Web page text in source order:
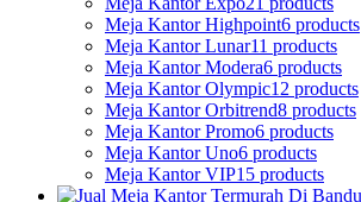
Meja Kantor Highpoint6 products
Meja Kantor Lunar11 products
Meja Kantor Modera6 products
Meja Kantor Olympic12 products
Meja Kantor Orbitrend8 products
Meja Kantor Promo6 products
Meja Kantor Uno6 products
Meja Kantor VIP15 products